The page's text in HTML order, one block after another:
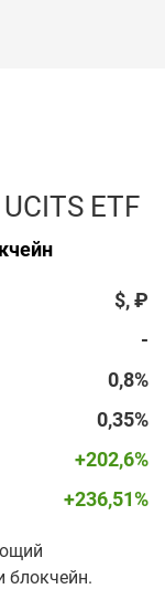
ETF
$,₽
0,8%
-
0,35%
+202,6%
+236,51%
блокчейн.